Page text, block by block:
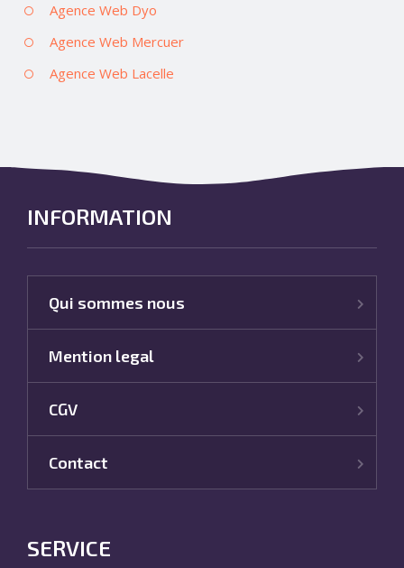
Agence Web Dyo
Agence Web Mercuer
Agence Web Lacelle
INFORMATION
Qui sommes nous
Mention legal
CGV
Contact
SERVICE